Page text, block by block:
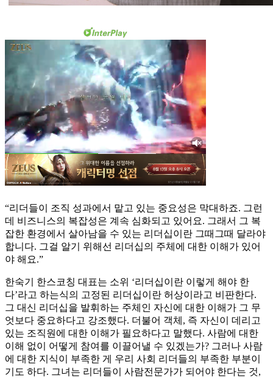
“리더들이 조직 성과에서 맡고 있는 중요성은 막대하죠. 그런
데 비즈니스의 복잡성은 계속 심화되고 있어요. 그래서 그 복
잡한 환경에서 살아남을 수 있는 리더십이란 그때그때 달라야
합니다. 그걸 알기 위해선 리더십의 주체에 대한 이해가 있어
야 해요.”
한숙기 한스코칭 대표는 소위 ‘리더십이란 이렇게 해야 한
다’라고 하는식의 고정된 리더십이란 허상이라고 비판한다.
그 대신 리더십을 발휘하는 주체인 자신에 대한 이해가 그 무
엇보다 중요하다고 강조했다. 더불어 객체, 즉 자신이 데리고
있는 조직원에 대한 이해가 필요하다고 말했다. 사람에 대한
이해 없이 어떻게 참여를 이끌어낼 수 있겠는가? 그러나 사람
에 대한 지식이 부족한 게 우리 사회 리더들의 부족한 부분이
기도 하다. 그녀는 리더들이 사람전문가가 되어야 한다는 것,